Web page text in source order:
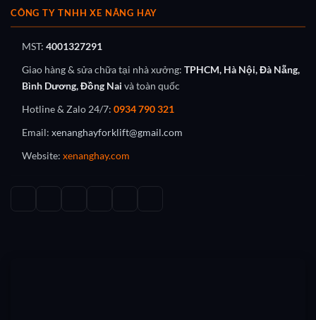
CÔNG TY TNHH XE NÂNG HAY
MST: 4001327291
Giao hàng & sửa chữa tại nhà xưởng: TPHCM, Hà Nội, Đà Nẵng,
Bình Dương, Đồng Nai và toàn quốc
Hotline & Zalo 24/7: 0934 790 321
Email: xenanghayforklift@gmail.com
Website: xenanghay.com